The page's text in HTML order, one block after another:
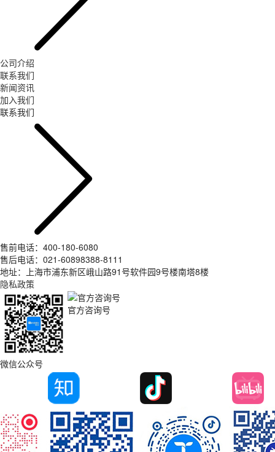
公司介绍
联系我们
新闻资讯
加入我们
联系我们
售前电话：400-180-6080
售后电话：021-60898388-8111
地址：上海市浦东新区峨山路91号软件园9号楼南塔8楼
隐私政策
微信公众号
官方咨询号